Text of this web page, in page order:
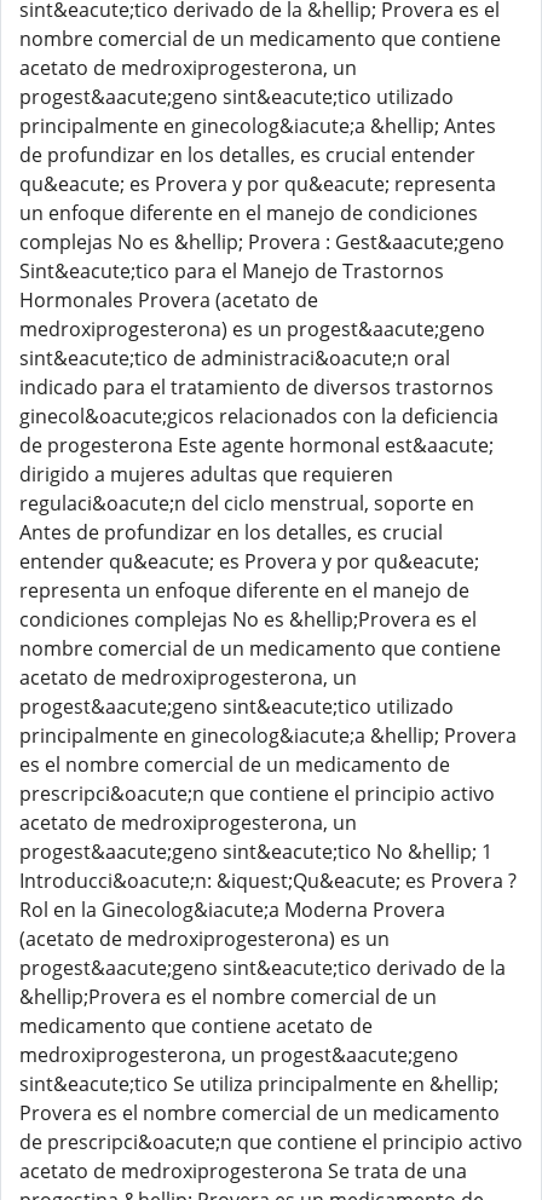
sint&eacute;tico derivado de la &hellip; Provera es el
nombre comercial de un medicamento que contiene
acetato de medroxiprogesterona, un
progest&aacute;geno sint&eacute;tico utilizado
principalmente en ginecolog&iacute;a &hellip; Antes
de profundizar en los detalles, es crucial entender
qu&eacute; es Provera y por qu&eacute; representa
un enfoque diferente en el manejo de condiciones
complejas No es &hellip; Provera : Gest&aacute;geno
Sint&eacute;tico para el Manejo de Trastornos
Hormonales Provera (acetato de
medroxiprogesterona) es un progest&aacute;geno
sint&eacute;tico de administraci&oacute;n oral
indicado para el tratamiento de diversos trastornos
ginecol&oacute;gicos relacionados con la deficiencia
de progesterona Este agente hormonal est&aacute;
dirigido a mujeres adultas que requieren
regulaci&oacute;n del ciclo menstrual, soporte en
Antes de profundizar en los detalles, es crucial
entender qu&eacute; es Provera y por qu&eacute;
representa un enfoque diferente en el manejo de
condiciones complejas No es &hellip;Provera es el
nombre comercial de un medicamento que contiene
acetato de medroxiprogesterona, un
progest&aacute;geno sint&eacute;tico utilizado
principalmente en ginecolog&iacute;a &hellip; Provera
es el nombre comercial de un medicamento de
prescripci&oacute;n que contiene el principio activo
acetato de medroxiprogesterona, un
progest&aacute;geno sint&eacute;tico No &hellip; 1
Introducci&oacute;n: &iquest;Qu&eacute; es Provera ?
Rol en la Ginecolog&iacute;a Moderna Provera
(acetato de medroxiprogesterona) es un
progest&aacute;geno sint&eacute;tico derivado de la
&hellip;Provera es el nombre comercial de un
medicamento que contiene acetato de
medroxiprogesterona, un progest&aacute;geno
sint&eacute;tico Se utiliza principalmente en &hellip;
Provera es el nombre comercial de un medicamento
de prescripci&oacute;n que contiene el principio activo
acetato de medroxiprogesterona Se trata de una